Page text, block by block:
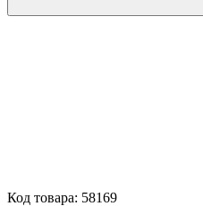
Код товара: 58169